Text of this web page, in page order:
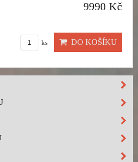
9990 Kč
ks DO KOŠÍKU